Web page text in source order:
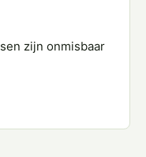
zijn onmisbaar